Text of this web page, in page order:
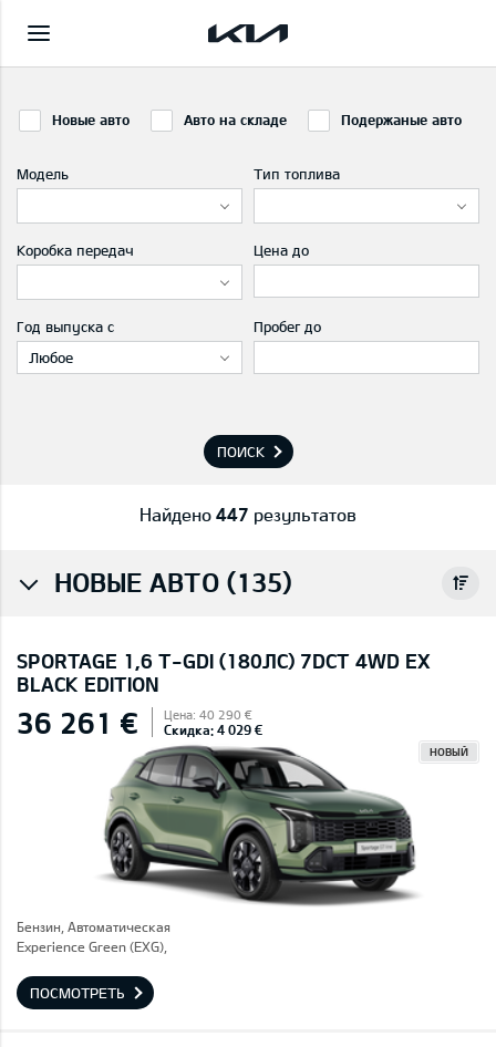
Новые авто Авто на складе Подержаные авто
Модель Тип топлива
Коробка передач Цена до
Год выпуска с
Любое
Пробег до
ПОИСК
Найдено 447 результатов
НОВЫЕ АВТО (135)
SPORTAGE 1,6 T-GDI (180ЛС) 7DCT 4WD EX
BLACK EDITION
36 261 € Цена: 40 290 €
Скидка: 4 029 €
НОВЫЙ
Бензин, Автоматическая
Experience Green (EXG),
ПОСМОТРЕТЬ